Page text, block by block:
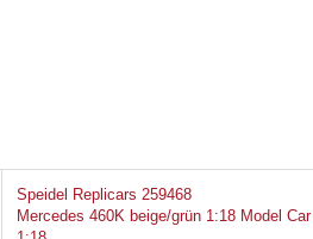
Speidel Replicars 259468
Mercedes 460K beige/grün 1:18 Model Car